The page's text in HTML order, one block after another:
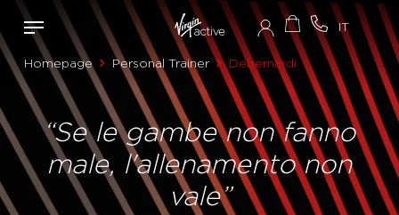
Homepage Personal Trainer Debernardi
“Se le gambe non fanno
male, l'allenamento non
vale”